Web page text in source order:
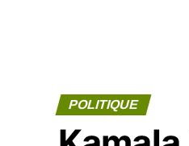
POLITIQUE